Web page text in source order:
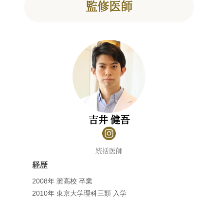
監修医師
吉井 健吾
統括医師
経歴
2008年 灘高校 卒業
2010年 東京大学理科三類 入学